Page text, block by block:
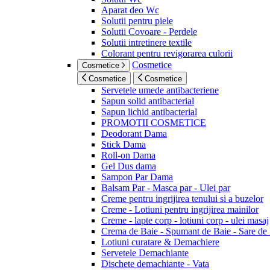
Aparat deo Wc
Solutii pentru piele
Solutii Covoare - Perdele
Solutii intretinere textile
Colorant pentru revigorarea culorii
Cosmetice Cosmetice
Cosmetice Cosmetice
Servetele umede antibacteriene
Sapun solid antibacterial
Sapun lichid antibacterial
PROMOTII COSMETICE
Deodorant Dama
Stick Dama
Roll-on Dama
Gel Dus dama
Sampon Par Dama
Balsam Par - Masca par - Ulei par
Creme pentru ingrijirea tenului si a buzelor
Creme - Lotiuni pentru ingrijirea mainilor
Creme - lapte corp - lotiuni corp - ulei masaj
Crema de Baie - Spumant de Baie - Sare de
Lotiuni curatare & Demachiere
Servetele Demachiante
Dischete demachiante - Vata